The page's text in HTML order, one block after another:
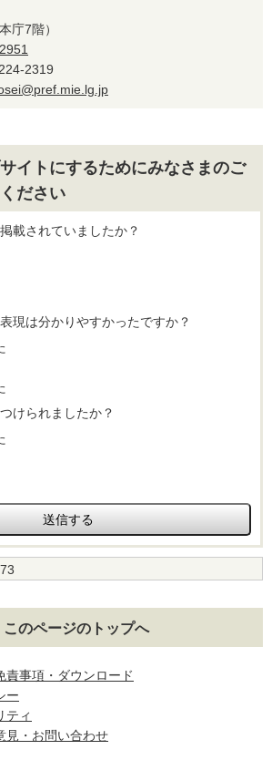
庁7階）
2319
イトにするためにみなさまのご
ださい
載されていましたか？
現は分かりやすかったですか？
けられましたか？
このページのトップへ
責事項・ダウンロード
ー
ティ
見・お問い合わせ